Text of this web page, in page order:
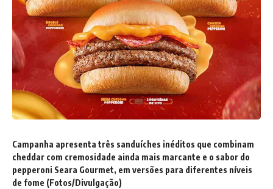
Campanha apresenta três sanduíches inéditos que combinam
cheddar com cremosidade ainda mais marcante e o sabor do
pepperoni Seara Gourmet, em versões para diferentes níveis
de fome (Fotos/Divulgação)